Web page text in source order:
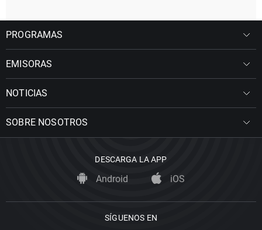
PROGRAMAS
EMISORAS
NOTICIAS
SOBRE NOSOTROS
DESCARGA LA APP
Android iOS
SÍGUENOS EN